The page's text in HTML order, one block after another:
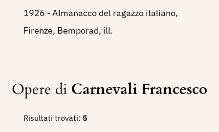
1926 - Almanacco del ragazzo italiano,
Firenze, Bemporad, ill.
Opere di Carnevali Francesco
Risultati trovati: 5